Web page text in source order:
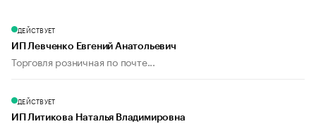
ДЕЙСТВУЕТ
ИП Левченко Евгений Анатольевич
Торговля розничная по почте...
ДЕЙСТВУЕТ
ИП Литикова Наталья Владимировна